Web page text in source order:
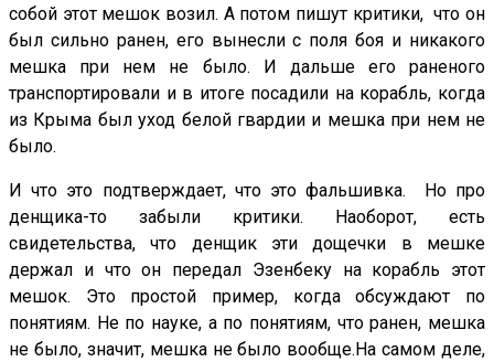
собой этот мешок возил. А потом пишут критики, что он
был сильно ранен, его вынесли с поля боя и никакого
мешка при нем не было. И дальше его раненого
транспортировали и в итоге посадили на корабль, когда
из Крыма был уход белой гвардии и мешка при нем не
было.
И что это подтверждает, что это фальшивка. Но про
денщика-то забыли критики. Наоборот, есть
свидетельства, что денщик эти дощечки в мешке
держал и что он передал Эзенбеку на корабль этот
мешок. Это простой пример, когда обсуждают по
понятиям. Не по науке, а по понятиям, что ранен, мешка
не было, значит, мешка не было вообще.На самом деле,